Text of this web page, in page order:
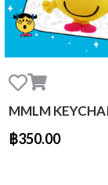
฿350.00